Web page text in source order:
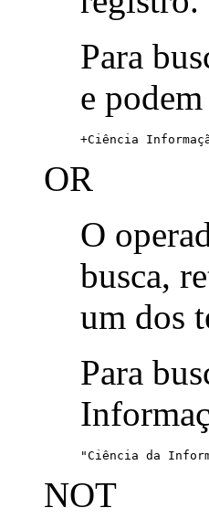
Para
e
+Ciência
OR
O
busca,
um dos
Para
"Ciência da
NOT